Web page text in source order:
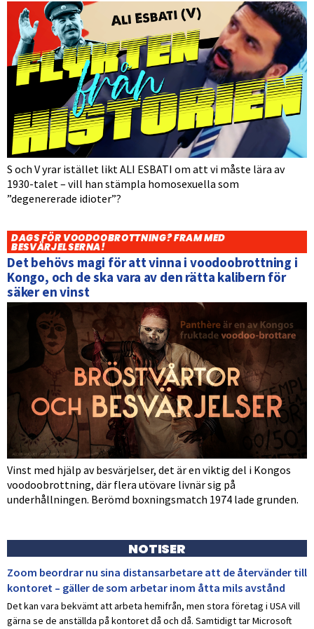
S och V yrar istället likt ALI ESBATI om att vi måste lära av
1930-talet – vill han stämpla homosexuella som
”degenererade idioter”?
DAGS FÖR VOODOOBROTTNING? FRAM MED
BESVÄRJELSERNA!
Det behövs magi för att vinna i voodoobrottning i
Kongo, och de ska vara av den rätta kalibern för
säker en vinst
Vinst med hjälp av besvärjelser, det är en viktig del i Kongos
voodoobrottning, där flera utövare livnär sig på
underhållningen. Berömd boxningsmatch 1974 lade grunden.
NOTISER
Zoom beordrar nu sina distansarbetare att de återvänder till
kontoret – gäller de som arbetar inom åtta mils avstånd
Det kan vara bekvämt att arbeta hemifrån, men stora företag i USA vill
gärna se de anställda på kontoret då och då. Samtidigt tar Microsoft